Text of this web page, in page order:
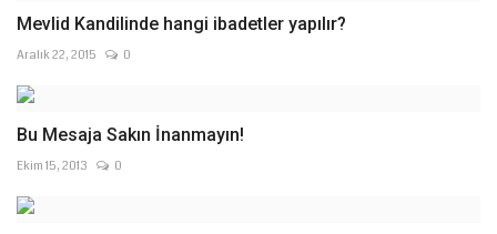
Mevlid Kandilinde hangi ibadetler yapılır?
Aralık 22, 2015 0
Bu Mesaja Sakın İnanmayın!
Ekim 15, 2013 0